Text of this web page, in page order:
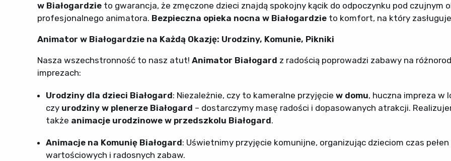
w Białogardzieto gwarancja, że zmęczone dzieci znajdą spokojny kącik do odpoczynku pod czujnym
profesjonalnego animatora. Bezpieczna opieka nocna w Białogardzieto komfort, na który
Animator w Białogardzie na Każdą Okazję: Urodziny, Komunie, Pikniki
Nasza wszechstronność to nasz atut! Animator Białogard z radością poprowadzi zabawy na
imprezach:
Urodziny dla dzieci Białogard: Niezależnie, czy to kameralne przyjęcie w domu, huczna impreza w
czy urodziny w plenerze Białogard – dostarczymy masę radości i dopasowanych atrakcji.
także animacje urodzinowe w przedszkolu Białogard.
Animacje na Komunię Białogard: Uświetnimy przyjęcie komunijne, organizując dzieciom czas pełen
wartościowych i radosnych zabaw.